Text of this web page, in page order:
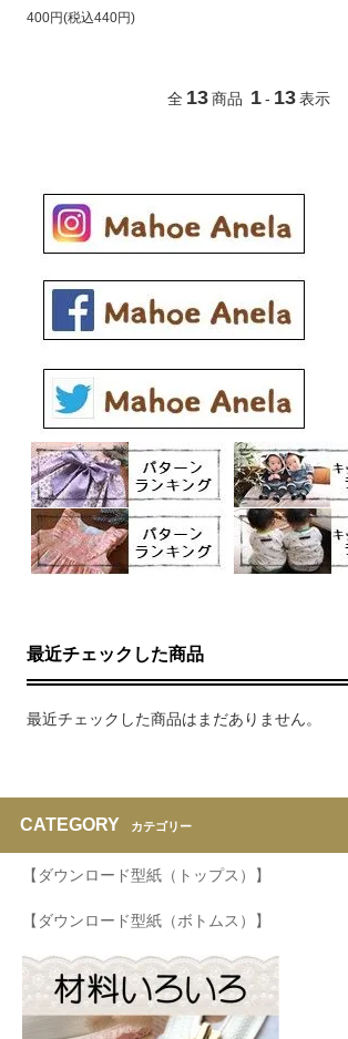
400円(税込440円)
全 13 商品 1 - 13 表示
最近チェックした商品
最近チェックした商品はまだありません。
CATEGORY カテゴリー
【ダウンロード型紙（トップス）】
【ダウンロード型紙（ボトムス）】